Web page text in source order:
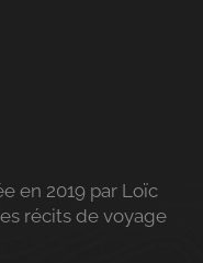
en 2019 par Loïc
récits de voyage